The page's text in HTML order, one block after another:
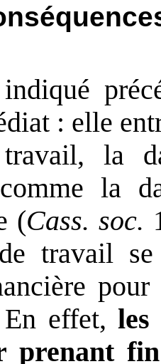
: elle
la
comme la
(Cass. soc.
travail
En effet,les
prenant